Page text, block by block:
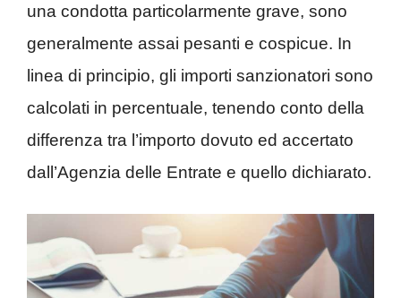
una condotta particolarmente grave, sono
generalmente assai pesanti e cospicue. In
linea di principio, gli importi sanzionatori sono
calcolati in percentuale, tenendo conto della
differenza tra l’importo dovuto ed accertato
dall’Agenzia delle Entrate e quello dichiarato.